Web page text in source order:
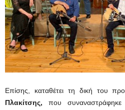
Επίσης, καταθέτει τη δική του
Πλακίτσης, που